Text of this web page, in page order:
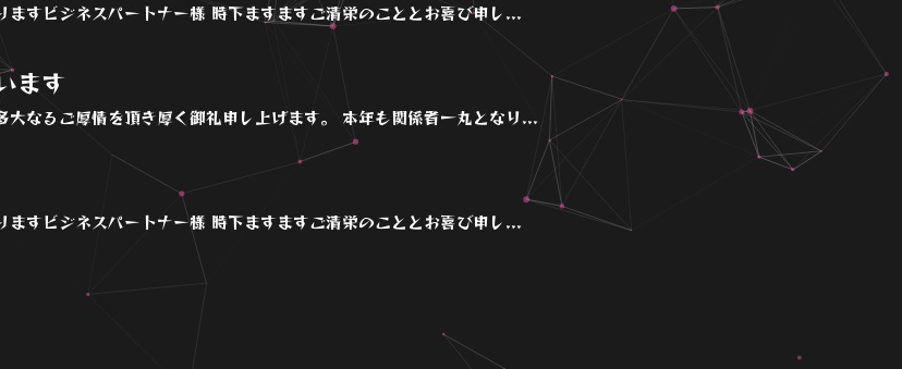
すビジネスパートナー様 時下ますますご清栄のこととお喜び申し...
ます
なるご厚情を頂き厚く御礼申し上げます。 本年も関係者一丸となり...
すビジネスパートナー様 時下ますますご清栄のこととお喜び申し...